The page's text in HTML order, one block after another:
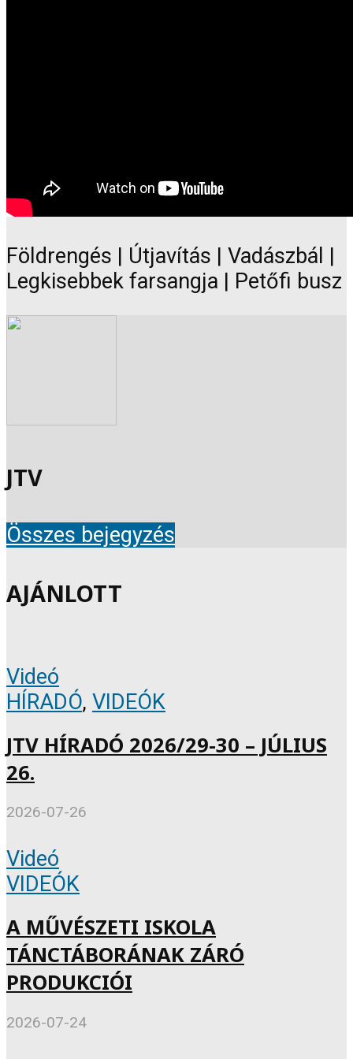
Földrengés | Útjavítás | Vadászbál |
Legkisebbek farsangja | Petőfi busz
JTV
Összes bejegyzés
AJÁNLOTT
Videó
HÍRADÓ, VIDEÓK
JTV HÍRADÓ 2026/29-30 – JÚLIUS
26.
2026-07-26
Videó
VIDEÓK
A MŰVÉSZETI ISKOLA
TÁNCTÁBORÁNAK ZÁRÓ
PRODUKCIÓI
2026-07-24